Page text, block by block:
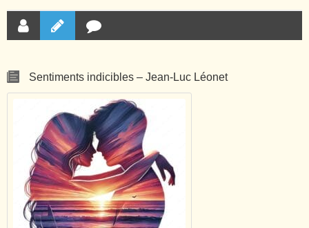
Sentiments indicibles – Jean-Luc Léonet